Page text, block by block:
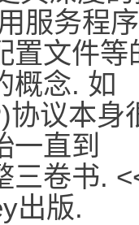
服务程
置文件
概念. 如
协议本
一直到
三卷书.
出版.